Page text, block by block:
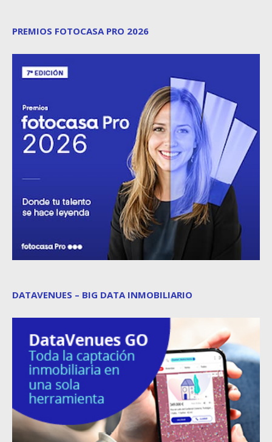
PREMIOS FOTOCASA PRO 2026
DATAVENUES – BIG DATA INMOBILIARIO